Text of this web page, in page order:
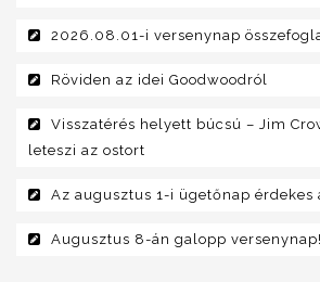
2026.08.01-i versenynap
Röviden az idei Goodwoodról
Visszatérés helyett búcsú – Jim
leteszi az ostort
Az augusztus 1-i ügetőnap érdekes
Augusztus 8-án galopp versenynap!